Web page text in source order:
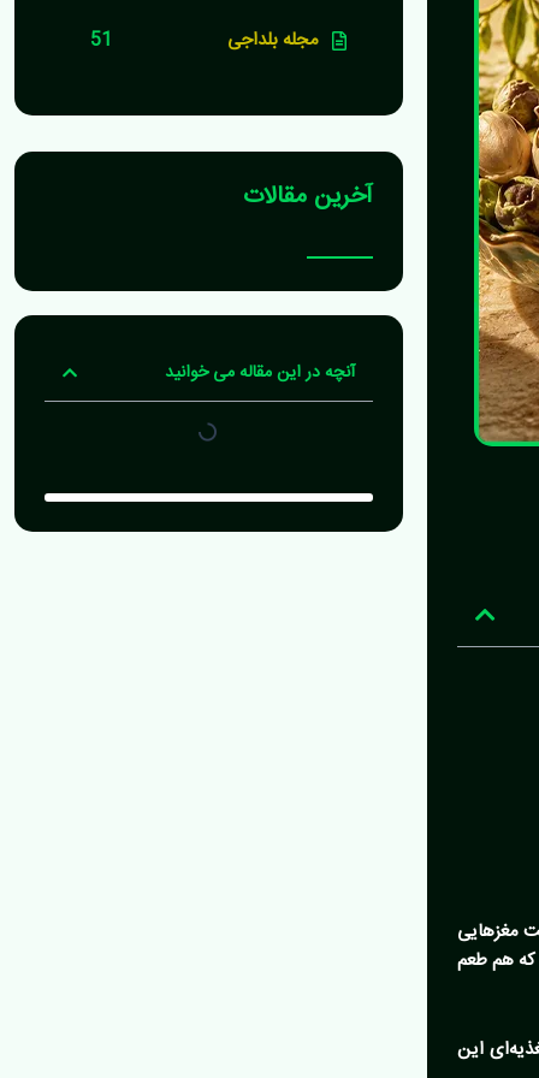
مغزهایی
هم طعم
این
مجله بلداجی 51
آخرین مقالات
آنچه در این مقاله می خوانید